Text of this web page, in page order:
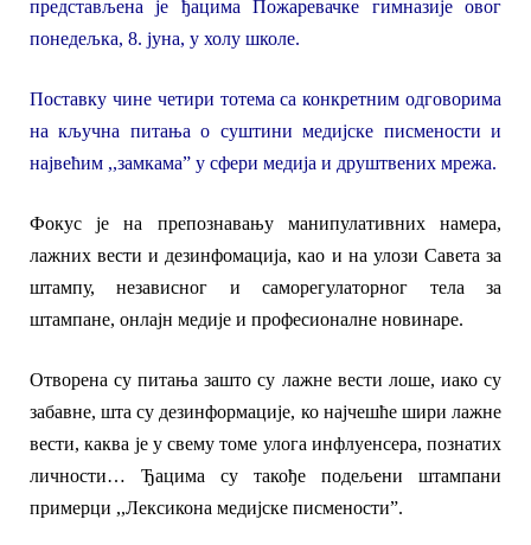
представљена је ђацима Пожаревачке гимназије овог
понедељка, 8. јуна, у холу школе.
Поставку чине четири тотемаса конкретним одговорима
на кључна питања о суштини медијске писменостии
највећим ,,замкама” у сфери медија и друштвених мрежа.
Фокусје на препознавању манипулативних намера,
лажних вестии дезинфомација,као и на улози Савета за
штампу, независног и саморегулаторног тела за
штампане, онлајн медије и професионалне новинаре.
Отворена су питања зашто су лажне вести лоше, иако су
забавне, шта су дезинформације, ко најчешће шири лажне
вести, каква је у свему томе улога инфлуенсера, познатих
личности… Ђацима су такође подељени штампани
примерци ,,Лексикона медијске писмености”.